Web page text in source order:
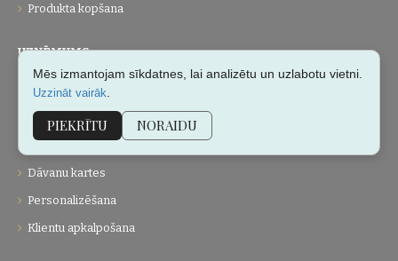
Produkta kopšana
UZŅĒMUMS
Par mums
Kontakti
Dāvanu kartes
Personalizēšana
Klientu apkalpošana
Mēs izmantojam sīkdatnes, lai analizētu un uzlabotu vietni.
Uzzināt vairāk
PIEKRĪTU NORAIDU